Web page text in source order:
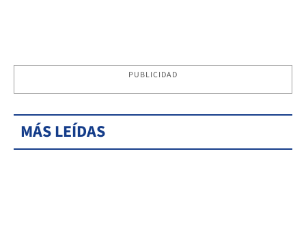
PUBLICIDAD
MÁS LEÍDAS